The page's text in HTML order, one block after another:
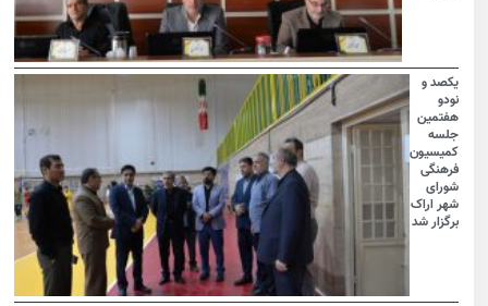
یکصد و
نودو
هفتمین
جلسه
کمیسیون
فرهنگی
شورای
شهر اراک
برگزار شد